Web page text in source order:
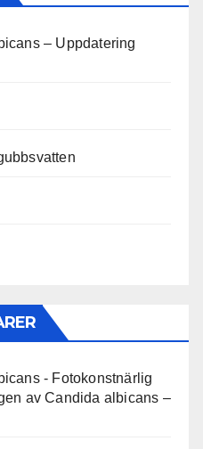
– Uppdatering
- Fotokonstnärlig
av Candida albicans –